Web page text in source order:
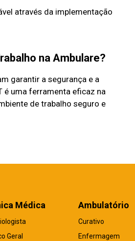
através da implementação
na Ambulare?
garantir a segurança e a
é uma ferramenta eficaz na
de trabalho seguro e
Médica
Geral
Ambulatório
Curativo
Enfermagem